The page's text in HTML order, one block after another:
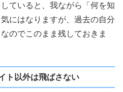
ていると、我ながら「何を知
にはなりますが、過去の自分
のでこのまま残しておきま
ト以外は飛ばさない